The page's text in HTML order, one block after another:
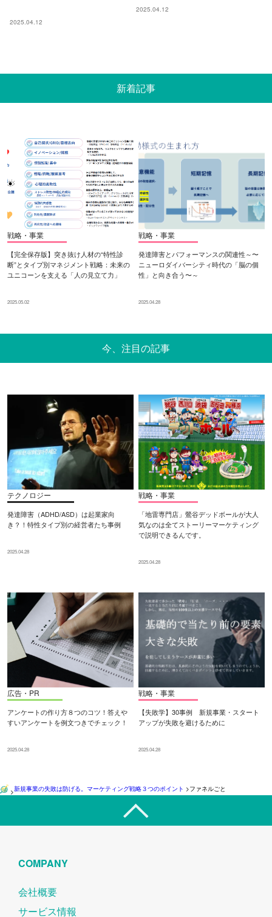
2025.04.12
2025.04.12
新着記事
戦略・事業
【完全保存版】突き抜け人材の“特性診
断”とタイプ別マネジメント戦略：未来の
ユニコーンを支える「人の見立て力」
2025.05.02
戦略・事業
発達障害とパフォーマンスの関連性～〜
ニューロダイバーシティ時代の「脳の個
性」と向き合う〜～
2025.04.28
今、注目の記事
テクノロジー
発達障害（ADHD/ASD）は起業家向
き？！特性タイプ別の経営者たち事例
2025.04.28
戦略・事業
「地雷専門店」鶯谷デッドボールが大人
気なのは全てストーリーマーケティング
で説明できるんです。
2025.04.28
広告・PR
アンケートの作り方８つのコツ！答えや
すいアンケートを例文つきでチェック！
2025.04.28
戦略・事業
【失敗学】30事例 新規事業・スタート
アップが失敗を避けるために
2025.04.28
>新規事業の失敗は防げる。マーケティング戦略３つのポイント >ファネルごと
COMPANY
会社概要
サービス情報